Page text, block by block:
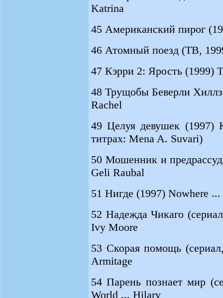
Katrina
45 Американский пирог
46 Атомный поезд (ТВ,
47 Кэрри 2: Ярость (1999)
48 Трущобы Беверли
Rachel
49 Целуя девушек (1997)
титрах: Mena A. Suvari)
50 Мошенник и
Geli Raubal
51 Нигде (1997) Nowhere ...
52 Надежда Чикаго
Ivy Moore
53 Скорая помощь
Armitage
54 Парень познает мир
World ... Hilary